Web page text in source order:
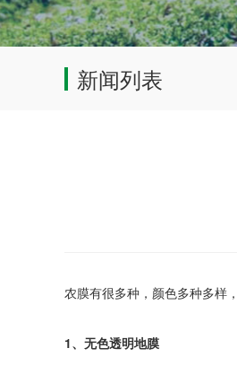
新闻列表
农膜有很多种，颜色多种多样
1、无色透明地膜